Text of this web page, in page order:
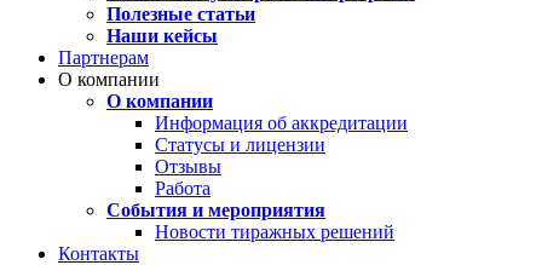
Полезные статьи
Наши кейсы
Партнерам
О компании
О компании
Информация об аккредитации
Статусы и лицензии
Отзывы
Работа
События и мероприятия
Новости тиражных решений
Контакты